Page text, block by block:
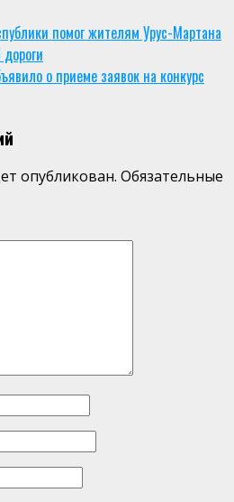
помог жителям Урус-Мартана
о приеме заявок на конкурс
опубликован. Обязательные